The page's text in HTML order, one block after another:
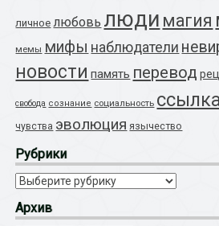
личное любовь люди магия
мемы мифы наблюдатели
новости память перевод
свобода сознание социальность
чувства эволюция язычество
Рубрики
Рубрики
Архив